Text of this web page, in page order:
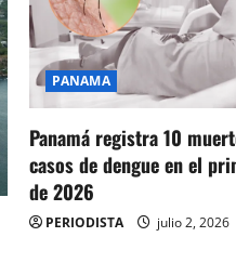
PANAMA
Panamá registra 10
casos de dengue en el
de 2026
PERIODISTA julio 2, 2026